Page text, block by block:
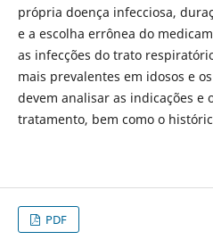
própria doença infecciosa,
e a escolha errônea do
as infecções do trato
mais prevalentes em idosos e
devem analisar as indicações e
tratamento, bem como o
PDF